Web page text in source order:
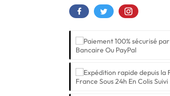
Bancaire Ou PayPal
France Sous 24h En Colis Suivi